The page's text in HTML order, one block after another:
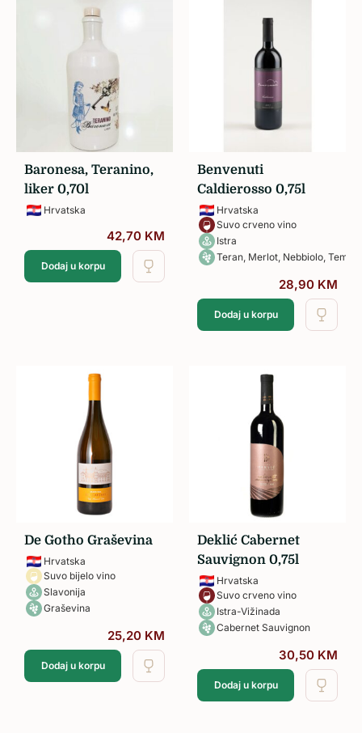
Baronesa, Teranino,
liker 0,70l
Hrvatska
42,70 KM
Dodaj u korpu
Benvenuti
Caldierosso 0,75l
Hrvatska
Suvo crveno vino
Istra
Teran, Merlot, Nebbiolo,
28,90 KM
Dodaj u korpu
De Gotho Graševina
Hrvatska
Suvo bijelo vino
Slavonija
Graševina
25,20 KM
Dodaj u korpu
Deklić Cabernet
Sauvignon 0,75l
Hrvatska
Suvo crveno vino
Istra-Vižinada
Cabernet Sauvignon
30,50 KM
Dodaj u korpu